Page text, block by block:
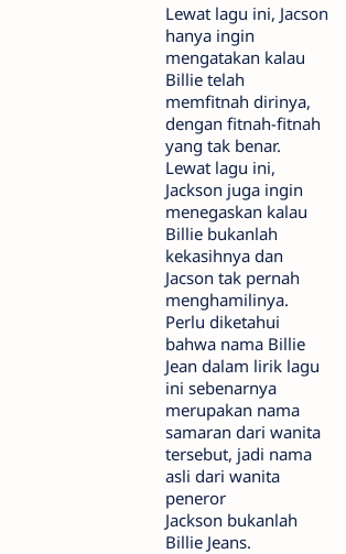
Lewat lagu ini, Jacson
hanya ingin
mengatakan kalau
Billie telah
memfitnah dirinya,
dengan fitnah-fitnah
yang tak benar.
Lewat lagu ini,
Jackson juga ingin
menegaskan kalau
Billie bukanlah
kekasihnya dan
Jacson tak pernah
menghamilinya.
Perlu diketahui
bahwa nama Billie
Jean dalam lirik lagu
ini sebenarnya
merupakan nama
samaran dari wanita
tersebut, jadi nama
asli dari wanita
peneror
Jackson bukanlah
Billie Jeans.